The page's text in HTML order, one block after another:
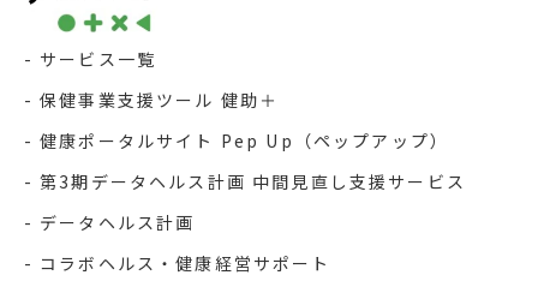
サービス一覧
保健事業支援ツール 健助＋
健康ポータルサイト Pep Up（ペップアップ）
第3期データヘルス計画 中間見直し支援サービス
データヘルス計画
コラボヘルス・健康経営サポート